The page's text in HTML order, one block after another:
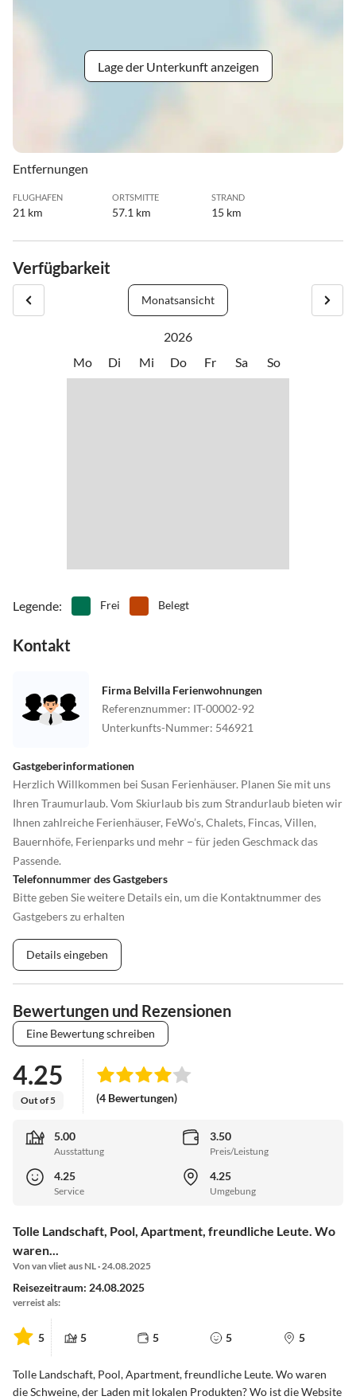
Lage der Unterkunft anzeigen
Entfernungen
FLUGHAFEN
21 km
ORTSMITTE
57.1 km
STRAND
15 km
Verfügbarkeit
Monatsansicht
2026
Mo
Di Mi Do Fr Sa So
Legende: Frei Belegt
Kontakt
Firma Belvilla Ferienwohnungen
Referenznummer: IT-00002-92
Unterkunfts-Nummer: 546921
Gastgeberinformationen
Herzlich Willkommen bei Susan Ferienhäuser. Planen Sie mit uns
Ihren Traumurlaub. Vom Skiurlaub bis zum Strandurlaub bieten wir
Ihnen zahlreiche Ferienhäuser, FeWo’s, Chalets, Fincas, Villen,
Bauernhöfe, Ferienparks und mehr – für jeden Geschmack das
Passende.
Telefonnummer des Gastgebers
Bitte geben Sie weitere Details ein, um die Kontaktnummer des
Gastgebers zu erhalten
Details eingeben
Bewertungen und Rezensionen
Eine Bewertung schreiben
4.25
Out of 5 (4 Bewertungen)
5.00
Ausstattung
3.50
Preis/Leistung
4.25
Service
4.25
Umgebung
Tolle Landschaft, Pool, Apartment, freundliche Leute. Wo
waren...
Von van vliet aus NL · 24.08.2025
Reisezeitraum: 24.08.2025
verreist als:
5 5 5 5 5
Tolle Landschaft, Pool, Apartment, freundliche Leute. Wo waren
die Schweine, der Laden mit lokalen Produkten? Wo ist die Website